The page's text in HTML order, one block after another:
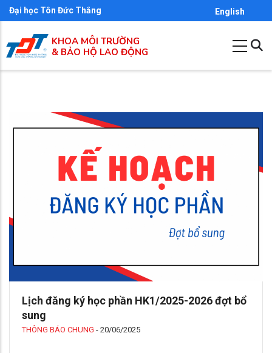
Nhảy
đến
nội
dung
Đại học Tôn Đức Thắng English
KHOA MÔI TRƯỜNG
& BẢO HỘ LAO ĐỘNG
Lịch đăng ký học phần HK1/2025-2026 đợt bổ
sung
THÔNG BÁO CHUNG - 20/06/2025